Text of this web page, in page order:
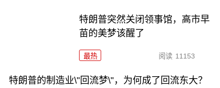
特朗普突然关闭领事馆，高市早
苗的美梦该醒了
最热 阅读 11153
特朗普的制造业\"回流梦\"，为何成了回流东大？